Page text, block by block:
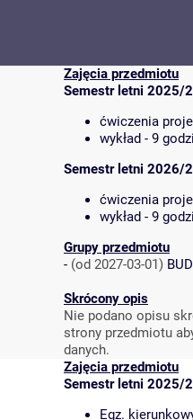
Zajęcia przedmiotu
Semestr letni 2025/
ćwiczenia
wykład - 9
Semestr letni 2026/
ćwiczenia
wykład - 9
Grupy przedmiotu
- (od 2027-03-01)
Skrócony opis
Nie podano opisu
strony przedmiotu
danych.
Zajęcia przedmiotu
Semestr letni 2025/
Egz.